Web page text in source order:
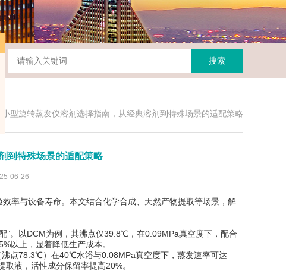
小型旋转蒸发仪溶剂选择指南，从经典溶剂到特殊场景的适配策略
到特殊场景的适配策略
06-26
与设备寿命。本文结合化学合成、天然产物提取等场景，解
。以DCM为例，其沸点仅39.8℃，在0.09MPa真空度下，配合
以上，显着降低生产成本。
点78.3℃）在40℃水浴与0.08MPa真空度下，蒸发速率可达
液，活性成分保留率提高20%。